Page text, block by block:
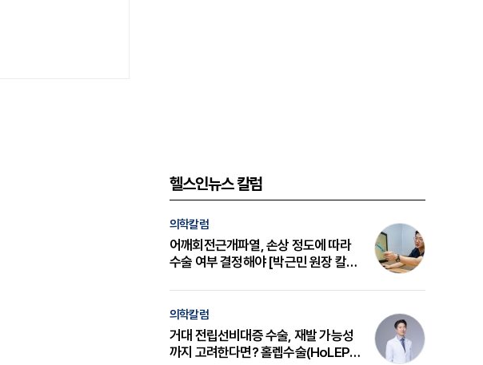
헬스인뉴스 칼럼
의학칼럼
어깨회전근개파열, 손상 정도에 따라
수술 여부 결정해야 [박근민 원장 칼
의학칼럼
거대 전립선비대증 수술, 재발 가능성
까지 고려한다면? 홀렙수술(HoLEP)